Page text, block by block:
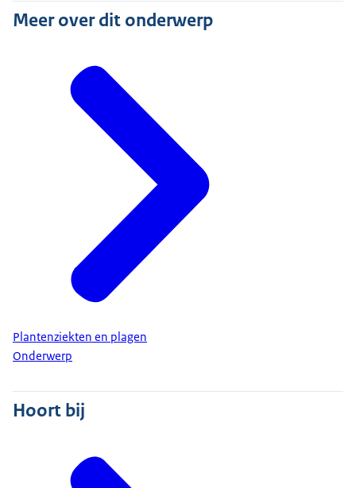
Meer over dit onderwerp
Plantenziekten en plagen
Onderwerp
Hoort bij